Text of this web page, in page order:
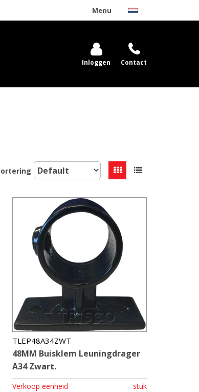
Menu
Inloggen Contact
TLEP48A34ZWT
48MM Buisklem Leuningdrager
A34 Zwart.
Verkoop eenheid stuk